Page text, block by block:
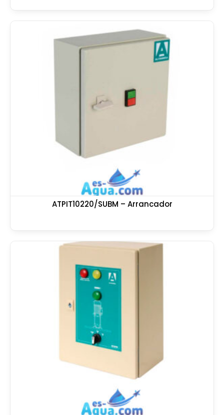
ATPIT10220/SUBM – Arrancador